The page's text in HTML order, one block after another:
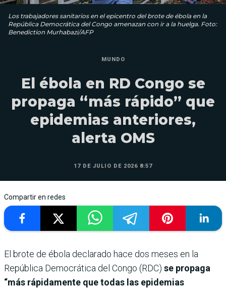
Los trabajadores sanitarios en el epicentro del brote de ébola en la
República Democrática del Congo amenazan con ir a la huelga. Foto:
Benediction Murhabazi/AFP
MUNDO
El ébola en RD Congo se
propaga “más rápido” que
epidemias anteriores,
alerta OMS
17 DE JULIO DE 2026 8:57
Compartir en redes
El brote de ébola declarado hace dos meses en la
República Democrática del Congo (RDC) se propaga
“más rápidamente que todas las epidemias